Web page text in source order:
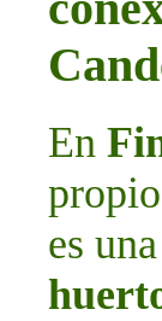
En
es